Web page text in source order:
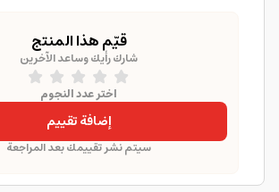
قيّم هذا المنتج
شارك رأيك وساعد الآخرين
اختر عدد النجوم
إضافة تقييم
سيتم نشر تقييمك بعد المراجعة